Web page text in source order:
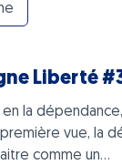
Liberté
en la
vue, la
comme un…